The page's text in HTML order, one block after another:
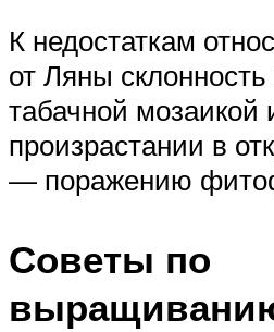
К недостаткам
от Ляны
табачной мозаикой
произрастании в
— поражению
Советы по